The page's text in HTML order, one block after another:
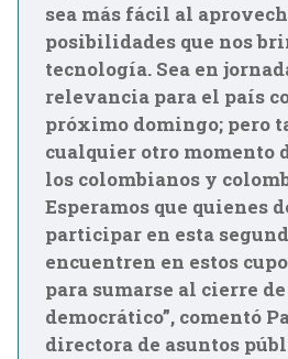
sea más fácil al
posibilidades que nos
tecnología. Sea en
relevancia para el país
próximo domingo; pero
cualquier otro momento
los colombianos y
Esperamos que quienes
participar en esta
encuentren en estos
para sumarse al cierre
democrático”, comentó
directora de asuntos